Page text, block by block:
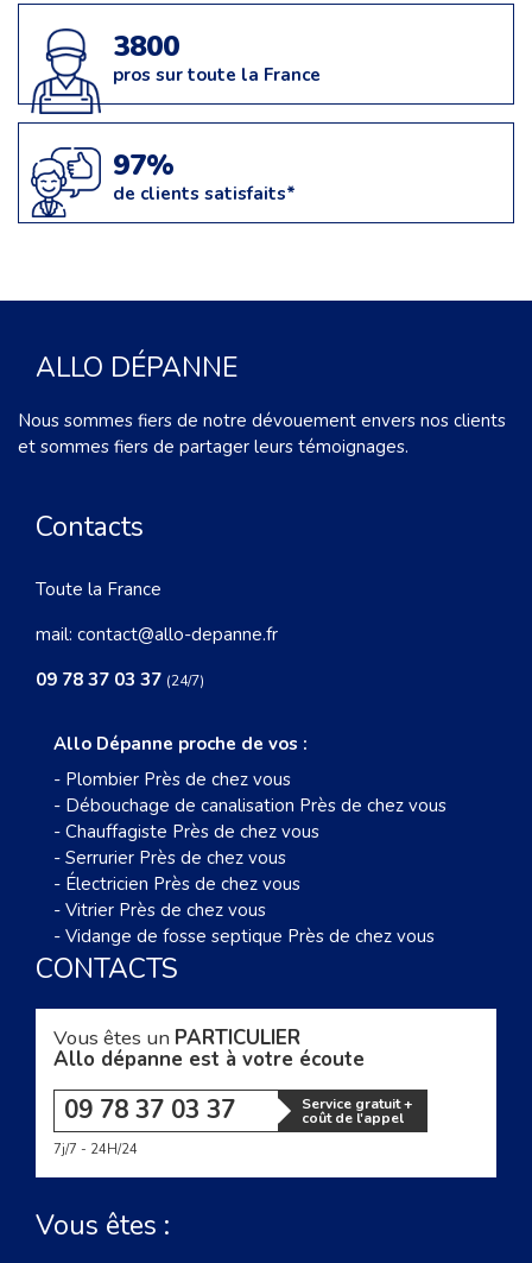
3800
pros sur toute la France
97%
de clients satisfaits*
ALLO DÉPANNE
Nous sommes fiers de notre dévouement envers nos clients
et sommes fiers de partager leurs témoignages.
Contacts
Toute la France
mail: contact@allo-depanne.fr
09 78 37 03 37 (24/7)
Allo Dépanne proche de vos :
- Plombier Près de chez vous
- Débouchage de canalisation Près de chez vous
- Chauffagiste Près de chez vous
- Serrurier Près de chez vous
- Électricien Près de chez vous
- Vitrier Près de chez vous
- Vidange de fosse septique Près de chez vous
CONTACTS
Vous êtes un PARTICULIER
Allo dépanne est à votre écoute
09 78 37 03 37 Service gratuit +
coût de l'appel
7j/7 - 24H/24
Vous êtes :